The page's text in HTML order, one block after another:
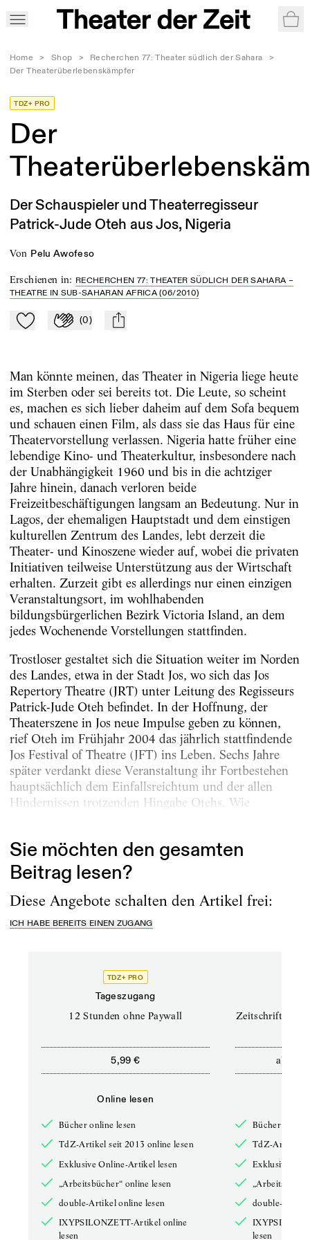
Home > Shop > Recherchen 77: Theater südlich der Sahara
>
Der Theaterüberlebenskämpfer
TDZ+ PRO
Der
Der Schauspieler und Theaterregisseur
Patrick-Jude Oteh aus Jos, Nigeria
von Pelu Awofeso
Erschienen in: RECHERCHEN 77: THEATER SÜDLICH DER SAHARA –
THEATRE IN SUB-SAHARAN AFRICA (06/2010)
Zu Mein-TdZ hinzufügen
Applaudieren
(0) mail
Man könnte meinen, das Theater in Nigeria liege heute
im Sterben oder sei bereits tot. Die Leute, so scheint
es, machen es sich lieber daheim auf dem Sofa bequem
und schauen einen Film, als dass sie das Haus für eine
Theatervorstellung verlassen. Nigeria hatte früher eine
lebendige Kino- und Theaterkultur, insbesondere nach
der Unabhängigkeit 1960 und bis in die achtziger
Jahre hinein, danach verloren beide
Freizeitbeschäftigungen langsam an Bedeutung. Nur in
Lagos, der ehemaligen Hauptstadt und dem einstigen
kulturellen Zentrum des Landes, lebt derzeit die
Theater- und Kinoszene wieder auf, wobei die privaten
Initiativen teilweise Unterstützung aus der Wirtschaft
erhalten. Zurzeit gibt es allerdings nur einen einzigen
Veranstaltungsort, im wohlhabenden
bildungsbürgerlichen Bezirk Victoria Island, an dem
jedes Wochenende Vorstellungen stattfinden.
Trostloser gestaltet sich die Situation weiter im Norden
des Landes, etwa in der Stadt Jos, wo sich das Jos
Repertory Theatre (JRT) unter Leitung des Regisseurs
Patrick-Jude Oteh befindet. In der Hoffnung, der
Theaterszene in Jos neue Impulse geben zu können,
rief Oteh im Frühjahr 2004 das jährlich stattfindende
Jos Festival of Theatre (JFT) ins Leben. Sechs Jahre
später verdankt diese Veranstaltung ihr Fortbestehen
hauptsächlich dem Einfallsreichtum und der allen
Hindernissen trotzenden Hingabe Otehs. Wie
Sie möchten den gesamten
Beitrag lesen?
Diese Angebote schalten den Artikel frei:
ICH HABE BEREITS EINEN ZUGANG
TDZ+ PRO
Tageszugang
12 Stunden ohne Paywall
5,99 €
Online lesen
Bücher online lesen
TdZ-Artikel seit 2013 online lesen
Exklusive Online-Artikel lesen
„Arbeitsbücher“ online lesen
double-Artikel online lesen
IXYPSILONZETT-Artikel online
lesen
Zeitschriften
ab
Bücher online
TdZ-Artikel
Exklusive
double-
lesen